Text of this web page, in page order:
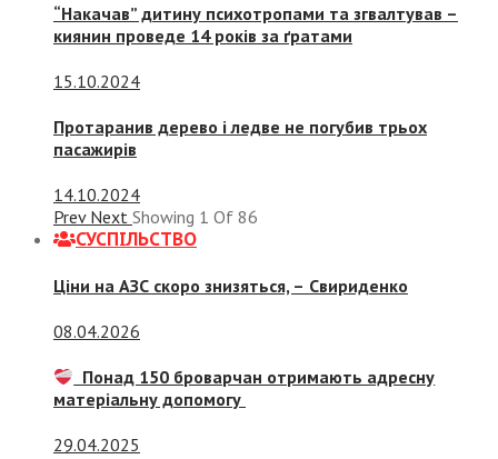
“Накачав” дитину психотропами та згвалтував –
киянин проведе 14 років за ґратами
15.10.2024
Протаранив дерево і ледве не погубив трьох
пасажирів
14.10.2024
Prev Next Showing 1 Of 86
СУСПIЛЬСТВО
Ціни на АЗС скоро знизяться, – Свириденко
08.04.2026
Понад 150 броварчан отримають адресну
матеріальну допомогу
29.04.2025